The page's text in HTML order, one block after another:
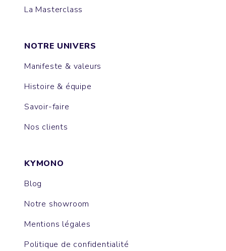
La Masterclass
NOTRE UNIVERS
Manifeste & valeurs
Histoire & équipe
Savoir-faire
Nos clients
KYMONO
Blog
Notre showroom
Mentions légales
Politique de confidentialité